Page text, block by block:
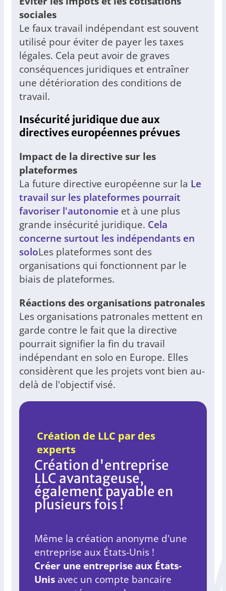
sociales
Le faux travail indépendant est souvent
utilisé pour éviter de payer les taxes
légales. Cela peut avoir de graves
conséquences juridiques et entraîner
une détérioration des conditions de
travail.
Insécurité juridique due aux
directives européennes prévues
Impact de la directive sur les
plateformes
La future directive européenne sur la Le
travail sur les plateformes pourrait
favoriser l'autonomie et à une plus
grande insécurité juridique. Cela
concerne surtout les indépendants en
soloLes plateformes sont des
organisations qui fonctionnent par le
biais de plateformes.
Réactions des organisations patronales
Les organisations patronales mettent en
garde contre le fait que la directive
pourrait signifier la fin du travail
indépendant en solo en Europe. Elles
considèrent que les projets vont bien au-
delà de l'objectif visé.
Création de LLC par des
experts
Création d'entreprise
LLC avantageuse,
également payable en
plusieurs fois !
Même la création anonyme d'une
entreprise aux États-Unis !
Créer une entreprise aux États-
Unis avec un compte bancaire